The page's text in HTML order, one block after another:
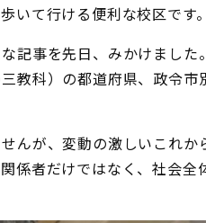
いて行ける便利な校区です。
記事を先日、みかけまし
教科）の都道府県、政令
んが、変動の激しいこれ
係者だけではなく、社会